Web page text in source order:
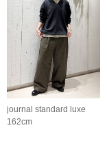
journal standard luxe
162cm